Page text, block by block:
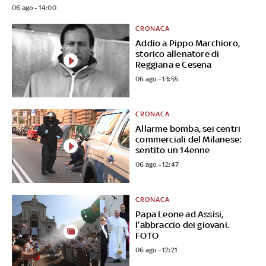
06 ago - 14:00
Addio a Pippo Marchioro,
storico allenatore di
Reggiana e Cesena
CRONACA
06 ago - 13:55
Allarme bomba, sei centri
commerciali del Milanese:
sentito un 14enne
CRONACA
06 ago - 12:47
Papa Leone ad Assisi,
l’abbraccio dei giovani.
FOTO
CRONACA
06 ago - 12:21